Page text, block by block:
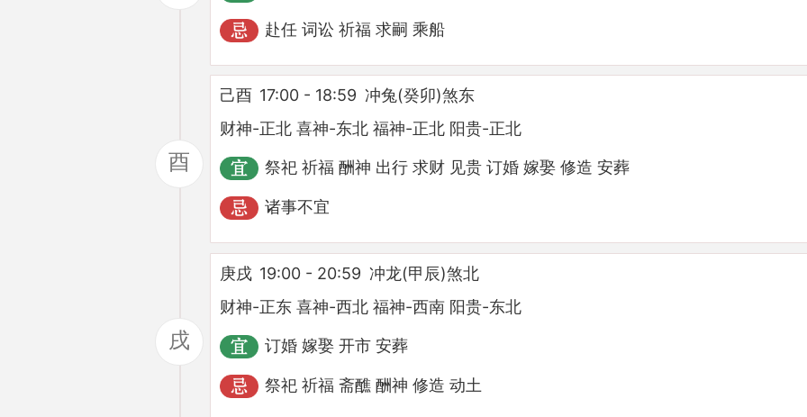
赴任 词讼 祈福 求嗣 乘船
酉
己酉 17:00 - 18:59 冲兔(癸卯)煞东
财神-正北 喜神-东北 福神-正北 阳贵-正北
祭祀 祈福 酬神 出行 求财 见贵 订婚 嫁娶 修造 安葬
诸事不宜
戌
庚戌 19:00 - 20:59 冲龙(甲辰)煞北
财神-正东 喜神-西北 福神-西南 阳贵-东北
订婚 嫁娶 开市 安葬
祭祀 祈福 斋醮 酬神 修造 动土